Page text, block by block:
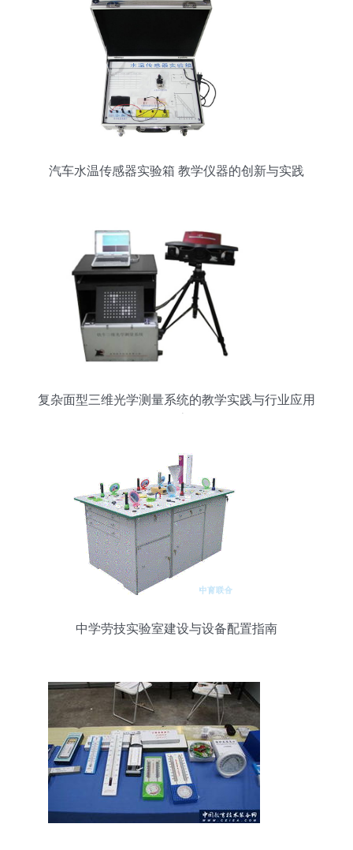
汽车水温传感器实验箱 教学仪器的创新与实践
复杂面型三维光学测量系统的教学实践与行业应用
中学劳技实验室建设与设备配置指南